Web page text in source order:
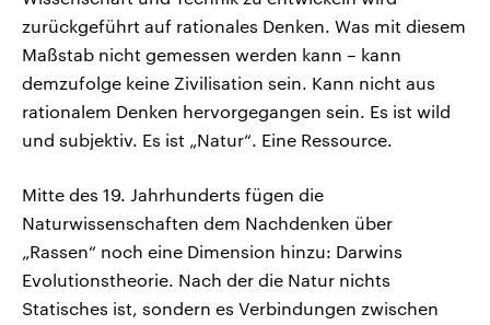
zurückgeführt auf rationales Denken. Was mit diesem
Maßstab nicht gemessen werden kann – kann
demzufolge keine Zivilisation sein. Kann nicht aus
rationalem Denken hervorgegangen sein. Es ist wild
und subjektiv. Es ist „Natur“. Eine Ressource.
Mitte des 19. Jahrhunderts fügen die
Naturwissenschaften dem Nachdenken über
„Rassen“ noch eine Dimension hinzu: Darwins
Evolutionstheorie. Nach der die Natur nichts
Statisches ist, sondern es Verbindungen zwischen